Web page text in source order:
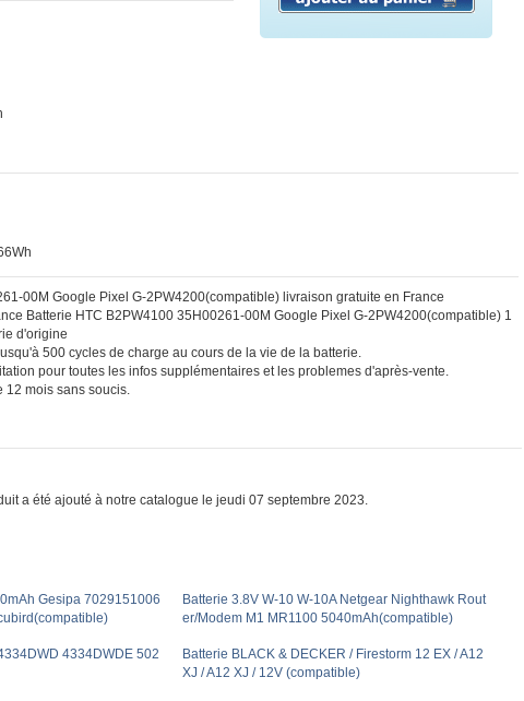
00M Google Pixel G-2PW4200(compatible) livraison gratuite en France
Batterie HTC B2PW4100 35H00261-00M Google Pixel G-2PW4200(compatible) 1
d'origine
500 cycles de charge au cours de la vie de la batterie.
pour toutes les infos supplémentaires et les problemes d'après-vente.
12 mois sans soucis.
a été ajouté à notre catalogue le jeudi 07 septembre 2023.
Gesipa 7029151006
Batterie 3.8V W-10 W-10A Netgear Nighthawk Rout
er/Modem M1 MR1100 5040mAh(compatible)
4334DWDE 502
Batterie BLACK & DECKER / Firestorm 12 EX / A12
XJ / A12 XJ / 12V (compatible)